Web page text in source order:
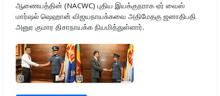
ஆணையத்தின் (NACWC) புதிய இயக்குநராக ஏர் வைஸ்
மார்ஷல் ஷெஹான் விஜயநாயக்கவை அதிமேதகு ஜனாதிபதி
அனுர குமார திசாநாயக்க நியமித்துள்ளார்.